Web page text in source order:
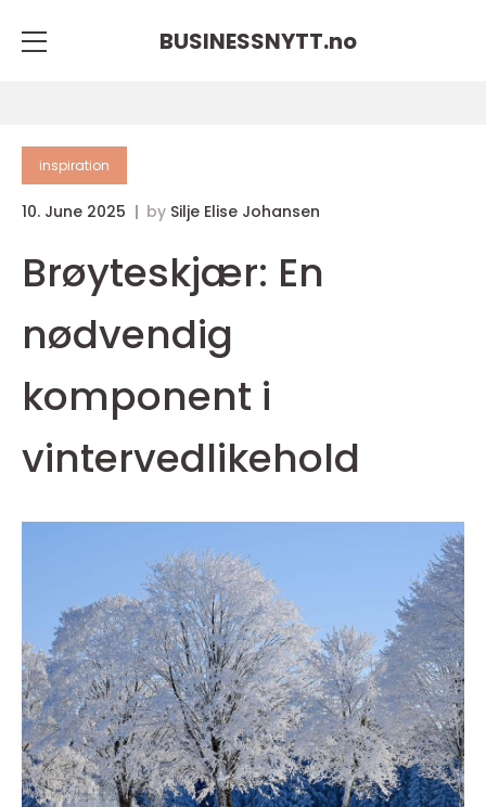
BUSINESSNYTT.no
inspiration
10. June 2025 by Silje Elise Johansen
Brøyteskjær: En
nødvendig
komponent i
vintervedlikehold